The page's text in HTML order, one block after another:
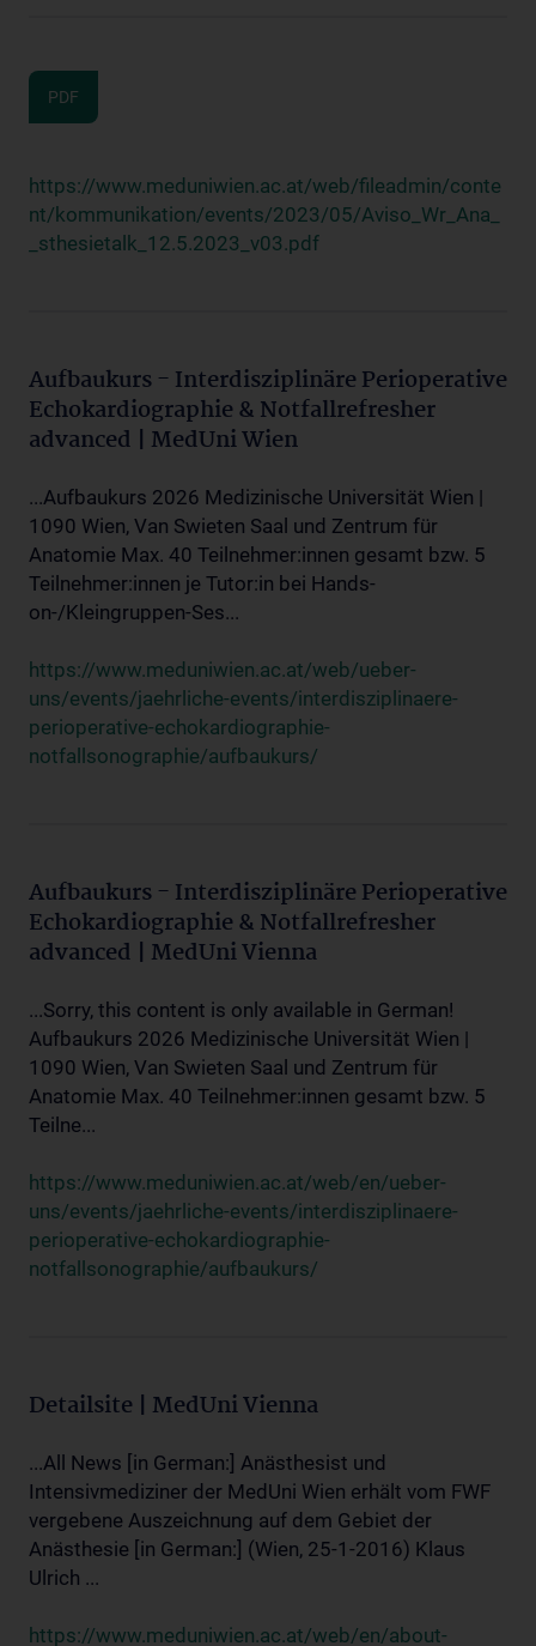
PDF
https://www.meduniwien.ac.at/web/fileadmin/conte
nt/kommunikation/events/2023/05/Aviso_Wr_Ana_
_sthesietalk_12.5.2023_v03.pdf
Aufbaukurs - Interdisziplinäre Perioperative
Echokardiographie & Notfallrefresher
advanced | MedUni Wien
...Aufbaukurs 2026 Medizinische Universität Wien |
1090 Wien, Van Swieten Saal und Zentrum für
Anatomie Max. 40 Teilnehmer:innen gesamt bzw. 5
Teilnehmer:innen je Tutor:in bei Hands-
on-/Kleingruppen-Ses...
https://www.meduniwien.ac.at/web/ueber-
uns/events/jaehrliche-events/interdisziplinaere-
perioperative-echokardiographie-
notfallsonographie/aufbaukurs/
Aufbaukurs - Interdisziplinäre Perioperative
Echokardiographie & Notfallrefresher
advanced | MedUni Vienna
...Sorry, this content is only available in German!
Aufbaukurs 2026 Medizinische Universität Wien |
1090 Wien, Van Swieten Saal und Zentrum für
Anatomie Max. 40 Teilnehmer:innen gesamt bzw. 5
Teilne...
https://www.meduniwien.ac.at/web/en/ueber-
uns/events/jaehrliche-events/interdisziplinaere-
perioperative-echokardiographie-
notfallsonographie/aufbaukurs/
Detailsite | MedUni Vienna
...All News [in German:] Anästhesist und
Intensivmediziner der MedUni Wien erhält vom FWF
vergebene Auszeichnung auf dem Gebiet der
Anästhesie [in German:] (Wien, 25-1-2016) Klaus
Ulrich ...
https://www.meduniwien.ac.at/web/en/about-